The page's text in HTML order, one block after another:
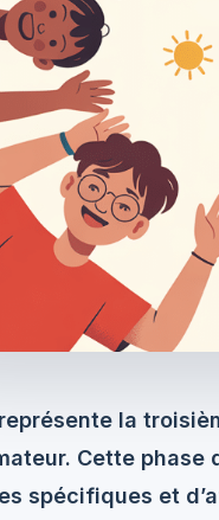
représente la
Cette
spécifiques et